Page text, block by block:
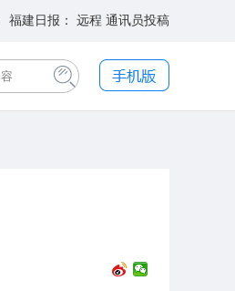
建日报： 远程 通讯员投稿